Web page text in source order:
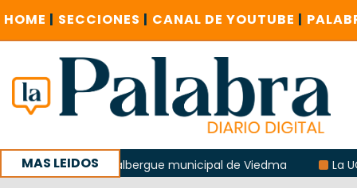
HOME | SECCIONES | CANAL DE YOUTUBE |
MAS LEIDOS
del albergue municipal de Viedma La UCR
sucursal del Correo Argentino en Sierra Grande